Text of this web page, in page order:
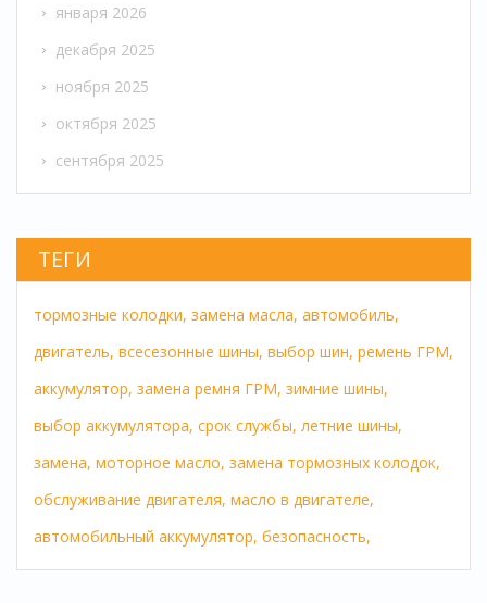
января 2026
декабря 2025
ноября 2025
октября 2025
сентября 2025
ТЕГИ
тормозные колодки, замена масла, автомобиль,
двигатель, всесезонные шины, выбор шин, ремень ГРМ,
аккумулятор, замена ремня ГРМ, зимние шины,
выбор аккумулятора, срок службы, летние шины,
замена, моторное масло, замена тормозных колодок,
обслуживание двигателя, масло в двигателе,
автомобильный аккумулятор, безопасность,